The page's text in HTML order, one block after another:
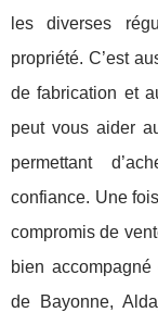
les diverses
propriété. C’est
de fabrication et
peut vous aider
permettant
confiance. Une
compromis de
bien
de Bayonne,